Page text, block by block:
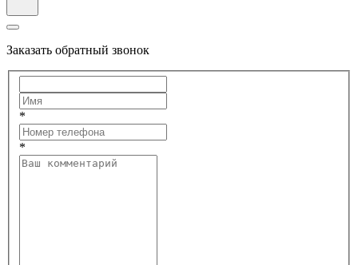
Заказать обратный звонок
*
*